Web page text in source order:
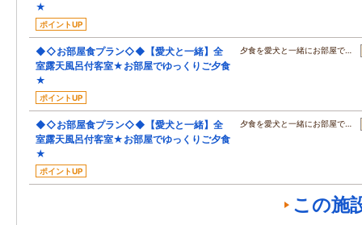
★
ポイントUP
◆◇お部屋食プラン◇◆【愛犬と一緒】全
室露天風呂付客室★お部屋でゆっくりご夕食
★
ポイントUP
夕食を愛犬と一緒にお部屋で…
◆◇お部屋食プラン◇◆【愛犬と一緒】全
室露天風呂付客室★お部屋でゆっくりご夕食
★
ポイントUP
夕食を愛犬と一緒にお部屋で…
この施